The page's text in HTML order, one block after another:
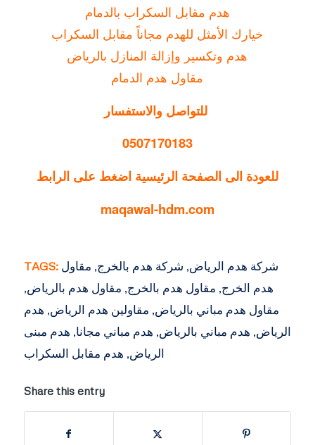
هدم مقابل السكراب بالدمام
خيارك الأمثل للهدم مجاناً مقابل السكراب
هدم وتكسير وإزالة المنازل بالرياض
مقاول هدم الدمام
للتواصل والاستفسار
0507170183
للعودة الى الصفحة الرئيسية اضغط على الرابط
maqawal-hdm.com
TAGS: شركة هدم الرياض, شركة هدم بالخرج, مقاول
هدم الخرج, مقاول هدم بالخرج, مقاول هدم بالرياض,
مقاول هدم مباني بالرياض, مقاولين هدم الرياض, هدم
الرياض, هدم مباني بالرياض, هدم مباني مجانا, هدم مبنى
الرياض, هدم مقابل السكراب
Share this entry